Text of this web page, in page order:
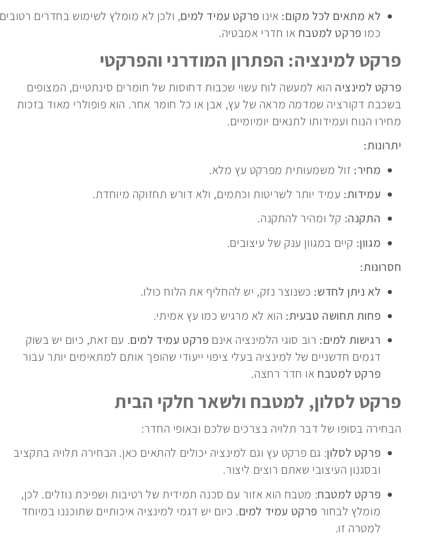
לא מתאים לכל מקום: אינו פרקט עמיד למים, ולכן לא מומלץ לשימוש בחדרים רטובים
כמו פרקט למטבח או חדרי אמבטיה.
פרקט למינציה: הפתרון המודרני והפרקטי
פרקט למינציה הוא למעשה לוח עשוי שכבות דחוסות של חומרים סינתטיים, המצופים
בשכבת דקורציה שמדמה מראה של עץ, אבן או כל חומר אחר. הוא פופולרי מאוד בזכות
מחירו הנוח ועמידותו לתנאים יומיומיים.
יתרונות:
מחיר: זול משמעותית מפרקט עץ מלא.
עמידות: עמיד יותר לשריטות וכתמים, ולא דורש תחזוקה מיוחדת.
התקנה: קל ומהיר להתקנה.
מגוון: קיים במגוון ענק של עיצובים.
חסרונות:
לא ניתן לחדש: כשנוצר נזק, יש להחליף את הלוח כולו.
פחות תחושה טבעית: הוא לא מרגיש כמו עץ אמיתי.
רגישות למים: רוב סוגי הלמינציה אינם פרקט עמיד למים. עם זאת, כיום יש בשוק
דגמים חדשניים של למינציה בעלי ציפוי ייעודי שהופך אותם למתאימים יותר עבור
פרקט למטבח או חדר רחצה.
פרקט לסלון, למטבח ולשאר חלקי הבית
הבחירה בסופו של דבר תלויה בצרכים שלכם ובאופי החדר:
פרקט לסלון: גם פרקט עץ וגם למינציה יכולים להתאים כאן. הבחירה תלויה בתקציב
ובסגנון העיצובי שאתם רוצים ליצור.
פרקט למטבח: מטבח הוא אזור עם סכנה תמידית של רטיבות ושפיכת נוזלים. לכן,
מומלץ לבחור פרקט עמיד למים. כיום יש דגמי למינציה איכותיים שתוכננו במיוחד
למטרה זו.